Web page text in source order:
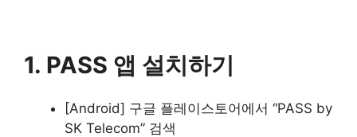
1. PASS 앱 설치하기
[Android] 구글 플레이스토어에서 “PASS by
SK Telecom” 검색